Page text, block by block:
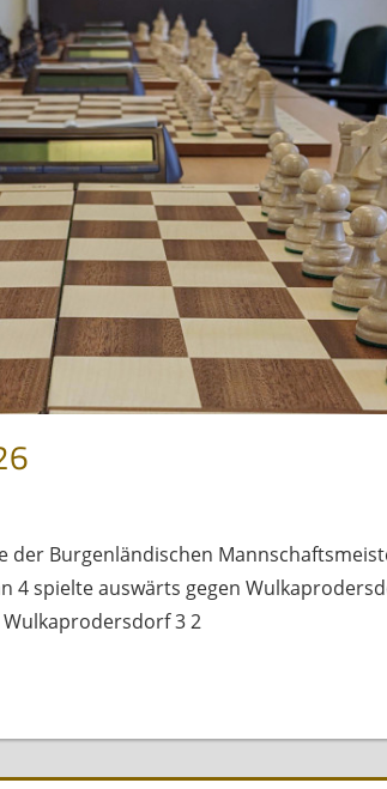
der Burgenländischen
4 spielte auswärts gegen
3 2